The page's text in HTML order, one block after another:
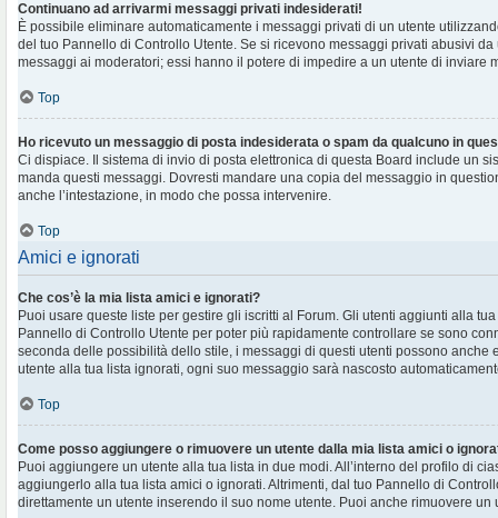
Continuano ad arrivarmi messaggi privati indesiderati!
È possibile eliminare automaticamente i messaggi privati ​​di un utente
del tuo Pannello di Controllo Utente. Se si ricevono messaggi privati ​​abusivi
messaggi ai moderatori; essi hanno il potere di impedire a un utente di inviare
Top
Ho ricevuto un messaggio di posta indesiderata o spam da qualcuno in
Ci dispiace. Il sistema di invio di posta elettronica di questa Board include un
manda questi messaggi. Dovresti mandare una copia del messaggio in
anche l’intestazione, in modo che possa intervenire.
Top
Amici e ignorati
Che cos’è la mia lista amici e ignorati?
Puoi usare queste liste per gestire gli iscritti al Forum. Gli utenti aggiunti alla
Pannello di Controllo Utente per poter più rapidamente controllare se sono
seconda delle possibilità dello stile, i messaggi di questi utenti possono anche
utente alla tua lista ignorati, ogni suo messaggio sarà nascosto
Top
Come posso aggiungere o rimuovere un utente dalla mia lista amici o
Puoi aggiungere un utente alla tua lista in due modi. All’interno del profilo di
aggiungerlo alla tua lista amici o ignorati. Altrimenti, dal tuo Pannello di
direttamente un utente inserendo il suo nome utente. Puoi anche rimuovere